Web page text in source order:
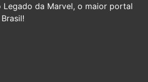
Legado da Marvel, o maior portal